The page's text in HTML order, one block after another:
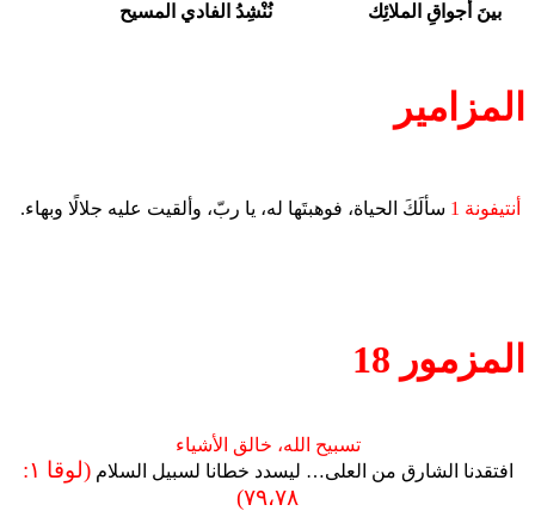
بينَ أجواقِ الملائِك
نُنْشِدُ الفادي المسيح
المزامير
أنتيفونة 1 سألَكَ الحياة، فوهبتَها له، يا ربّ، وألقيت عليه جلالًا وبهاء.
المزمور 18
تسبيح الله، خالق الأشياء
افتقدنا الشارق من العلى… ليسدد خطانا لسبيل السلام
(لوقا ١:
٧٩،٧٨)